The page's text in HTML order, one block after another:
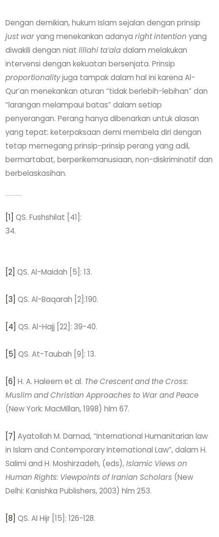
Dengan demikian, hukum Islam sejalan dengan prinsip
just waryang menekankan adanyaright intention yang
diwakili dengan niatlillahi ta’aladalam melakukan
intervensi dengan kekuatan bersenjata. Prinsip
proportionalityjuga tampak dalam hal ini karena Al-
Qur’an menekankan aturan “tidak berlebih-lebihan” dan
“larangan melampaui batas” dalam setiap
penyerangan. Perang hanya dibenarkan untuk alasan
yang tepat: keterpaksaan demi membela diri dengan
tetap memegang prinsip-prinsip perang yang adil,
bermartabat, berperikemanusiaan, non-diskriminatif dan
berbelaskasihan.
[1] QS. Fushshilat [41]:
34.
[2] QS. Al-Maidah [5]: 13.
[3] QS. Al-Baqarah [2]:190.
[4] QS. Al-Hajj [22]: 39-40.
[5] QS. At-Taubah [9]: 13.
[6] H. A. Haleem et al. The Crescent and the Cross:
Muslim and Christian Approaches to War and Peace
(New York: MacMillan, 1998) hlm 67.
[7] Ayatollah M. Damad, “International Humanitarian law
in Islam and Contemporary International Law”, dalam H.
Salimi and H. Moshirzadeh, (eds),Islamic Views on
Human Rights: Viewpoints of Iranian Scholars (New
Delhi: Kanishka Publishers, 2003) hlm 253.
[8] QS. Al Hijr [15]: 126-128.